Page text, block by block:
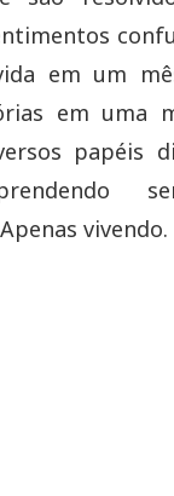
em um
em uma
papéis
vivendo.